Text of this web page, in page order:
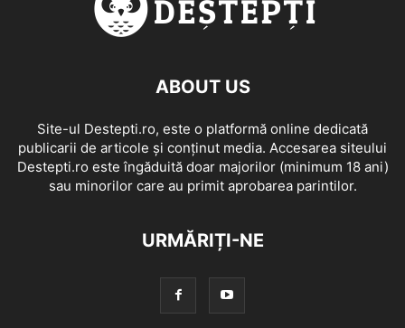
ABOUT US
Site-ul Destepti.ro, este o platformă online dedicată
publicarii de articole și conținut media. Accesarea siteului
Destepti.ro este îngăduită doar majorilor (minimum 18 ani)
sau minorilor care au primit aprobarea parintilor.
URMĂRIȚI-NE